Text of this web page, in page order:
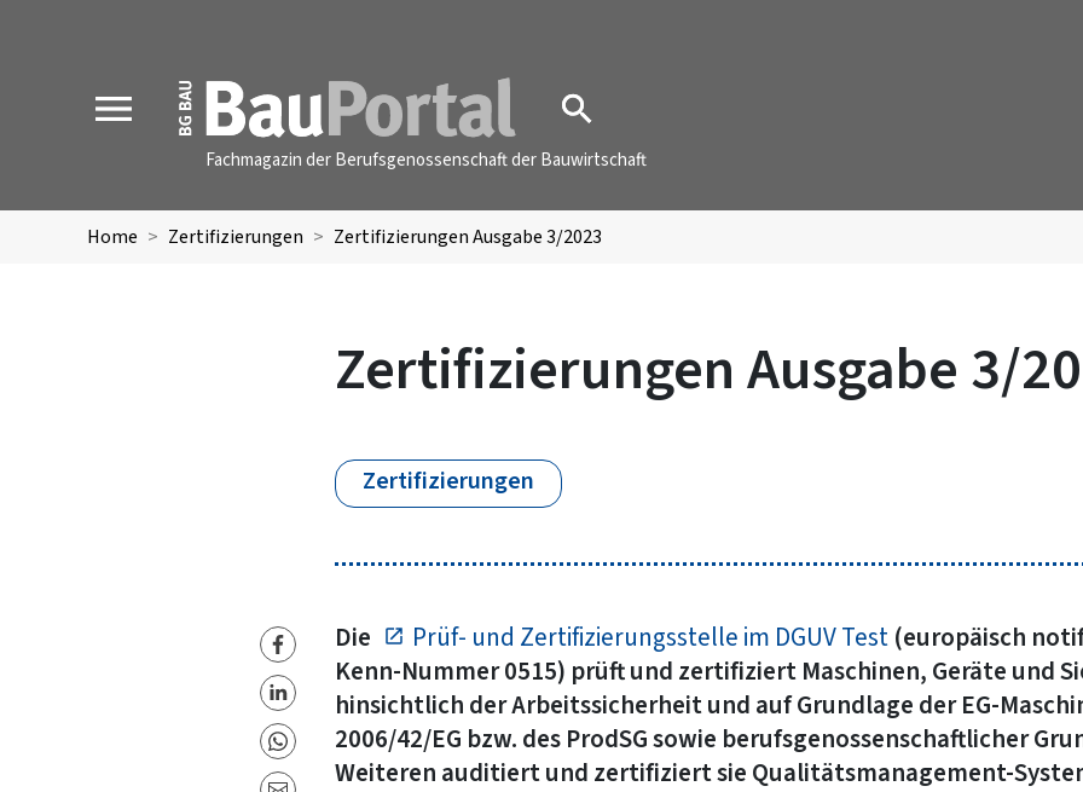
MENU
Fachmagazin der Berufsgenossenschaft der Bauwirtschaft
Home Zertifizierungen Zertifizierungen Ausgabe 3/2023
Zertifizierungen Ausgabe 3/
Zertifizierungen
Die Prüf- und Zertifizierungsstelle im DGUV Test (europäisch
Kenn-Nummer 0515) prüft und zertifiziert Maschinen, Geräte und
hinsichtlich der Arbeitssicherheit und auf Grundlage der EG-
2006/42/EG bzw. des ProdSG sowie berufsgenossenschaftlicher
Weiteren auditiert und zertifiziert sie Qualitätsmanagement-